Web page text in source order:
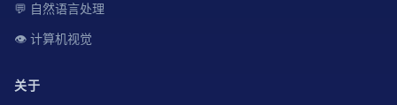
💬 自然语言处理
👁️ 计算机视觉
关于